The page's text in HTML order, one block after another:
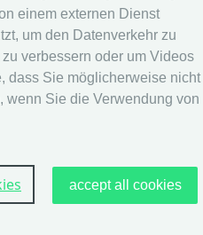
einem externen Dienst
um den Datenverkehr zu
verbessern oder um Videos
dass Sie möglicherweise nicht
wenn Sie die Verwendung von
accept all cookies